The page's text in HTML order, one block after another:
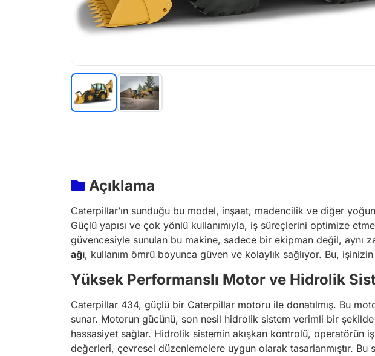
Açıklama
Caterpillar’ın sunduğu bu model, inşaat, madencilik ve diğer
Güçlü yapısı ve çok yönlü kullanımıyla, iş süreçlerini optimize
güvencesiyle sunulan bu makine, sadece bir ekipman değil, aynı
ağı, kullanım ömrü boyunca güven ve kolaylık sağlıyor. Bu,
Yüksek Performanslı Motor ve Hidrolik
Caterpillar 434, güçlü bir Caterpillar motoru ile donatılmış. Bu
sunar. Motorun gücünü, son nesil hidrolik sistem verimli bir
hassasiyet sağlar. Hidrolik sistemin akışkan kontrolü, operatörün
değerleri, çevresel düzenlemelere uygun olarak tasarlanmıştır.